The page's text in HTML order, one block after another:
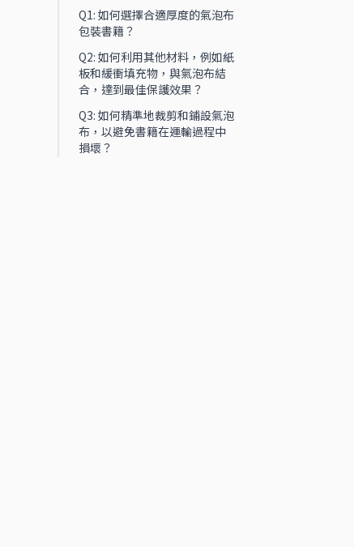
Q1: 如何選擇合適厚度的氣泡布
包裝書籍？
Q2: 如何利用其他材料，例如紙
板和緩衝填充物，與氣泡布結
合，達到最佳保護效果？
Q3: 如何精準地裁剪和鋪設氣泡
布，以避免書籍在運輸過程中
損壞？